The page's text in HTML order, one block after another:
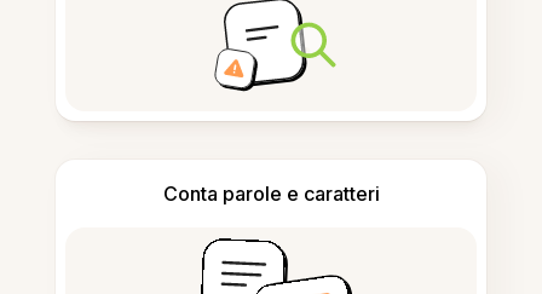
Conta parole e caratteri